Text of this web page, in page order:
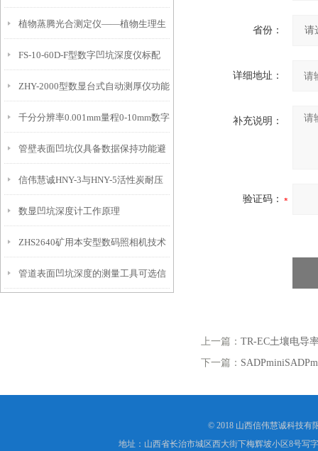
便携式检测工具
植物蒸腾光合测定仪——植物生理生
态的实时监测设备
FS-10-60D-F型数字凹坑深度仪标配
IP54级表头分辨率0.01mm量程
10mm！
ZHY-2000型数显台式自动测厚仪功能
特点
千分分辨率0.001mm量程0-10mm数字
埋头度仪技术参数！
管壁表面凹坑仪具备数据保持功能避
免测试过程中测针移动导致数据变动
信伟慧诚HNY-3与HNY-5活性炭耐压
强度测定仪技术参数！
数显凹坑深度计工作原理
ZHS2640矿用本安型数码照相机技术
参数！
管道表面凹坑深度的测量工具可选信
省份：
详细地址：
补充说明：
验证码：
上一篇： TR-EC土壤电导
下一篇：
© 2018 山西信伟慧诚科技有
地址：山西省长治市城区西大街下梅辉坡小区8号写